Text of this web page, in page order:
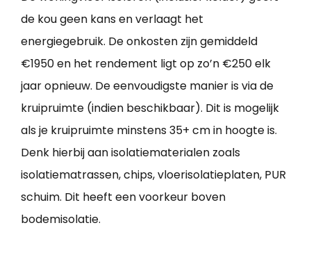
de kou geen kans en verlaagt het
energiegebruik. De onkosten zijn gemiddeld
€1950 en het rendement ligt op zo’n €250 elk
jaar opnieuw. De eenvoudigste manier is via de
kruipruimte (indien beschikbaar). Dit is mogelijk
als je kruipruimte minstens 35+ cm in hoogte is.
Denk hierbij aan isolatiematerialen zoals
isolatiematrassen, chips, vloerisolatieplaten, PUR
schuim. Dit heeft een voorkeur boven
bodemisolatie.